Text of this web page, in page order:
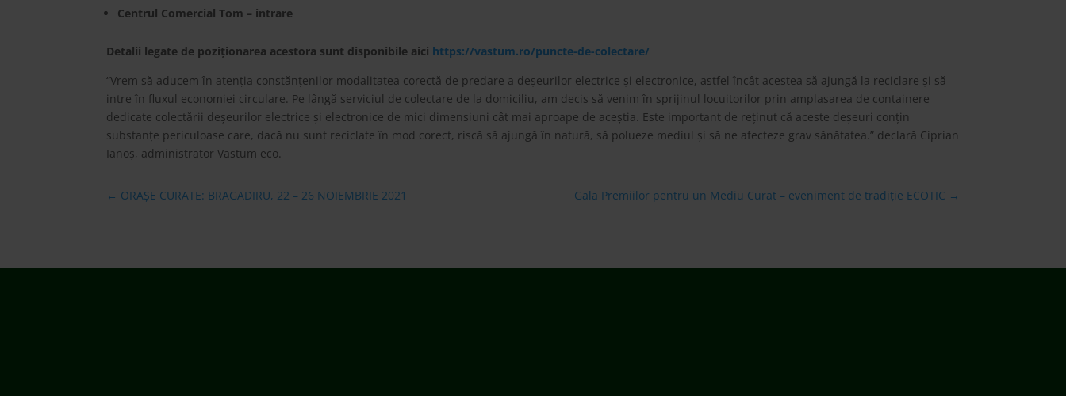
Centrul Comercial Tom – intrare
Detalii legate de poziționarea acestora sunt disponibile aici https://vastum.ro/puncte-de-colectare/
“Vrem să aducem în atenția constănțenilor modalitatea corectă de predare a deșeurilor electrice și electronice, astfel încât acestea să ajungă la reciclare și să
intre în fluxul economiei circulare. Pe lângă serviciul de colectare de la domiciliu, am decis să venim în sprijinul locuitorilor prin amplasarea de containere
dedicate colectării deșeurilor electrice și electronice de mici dimensiuni cât mai aproape de aceștia. Este important de reținut că aceste deșeuri conțin
substanțe periculoase care, dacă nu sunt reciclate în mod corect, riscă să ajungă în natură, să polueze mediul și să ne afecteze grav sănătatea.” declară Ciprian
Ianoș, administrator Vastum eco.
← ORAȘE CURATE: BRAGADIRU, 22 – 26 NOIEMBRIE 2021 Gala Premiilor pentru un Mediu Curat – eveniment de tradiție ECOTIC →